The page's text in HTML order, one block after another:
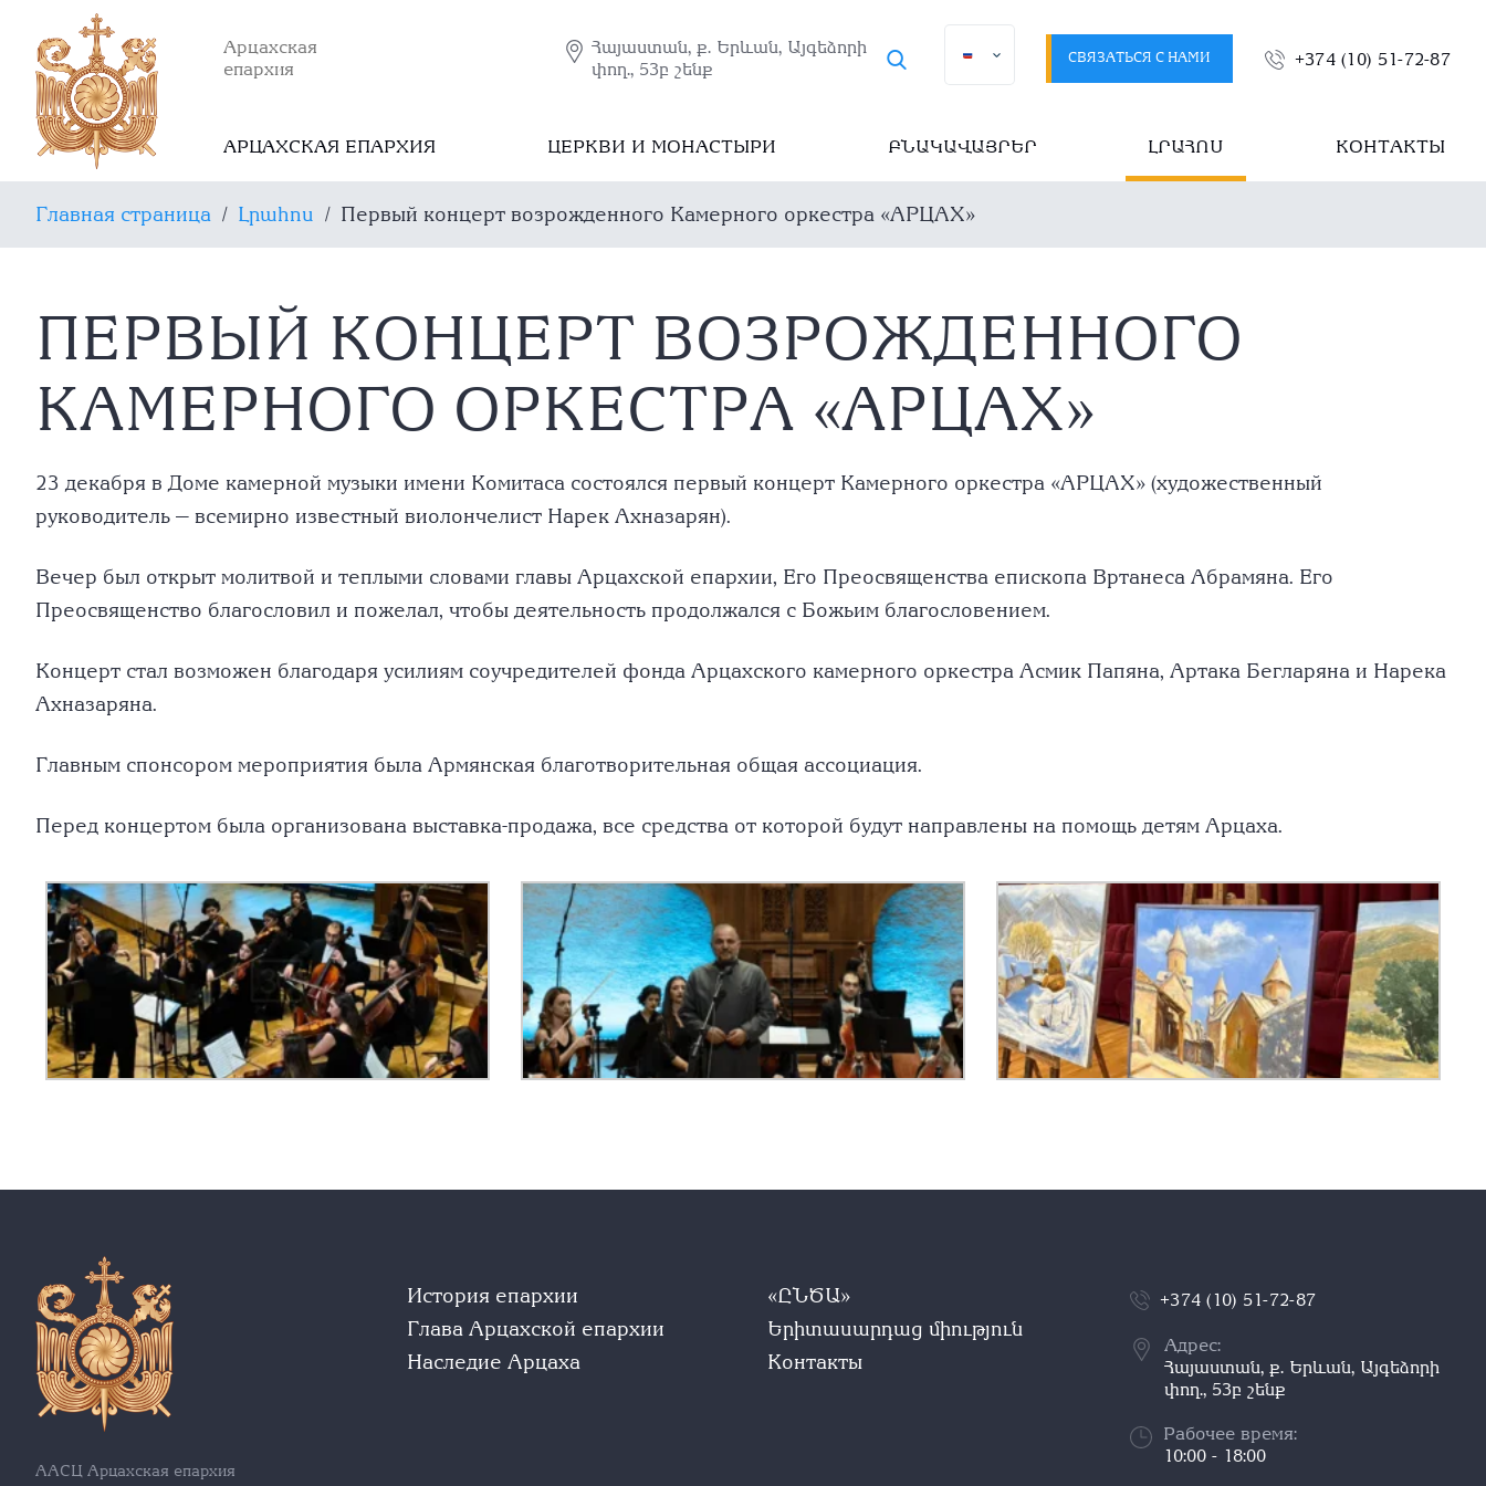
Арцахская
епархия
Հայաստան, ք. Երևան, Այգեձորի
փող., 53բ շենք
СВЯЗАТЬСЯ С НАМИ +374 (10) 51-72-87
АРЦАХСКАЯ ЕПАРХИЯ ЦЕРКВИ И МОНАСТЫРИ ԲՆԱԿԱՎԱՅՐԵՐ ԼՐԱՀՈՍ КОНТАКТЫ
Главная страница / Լրահոս / Первый концерт возрожденного Камерного оркестра «АРЦАХ»
ПЕРВЫЙ КОНЦЕРТ ВОЗРОЖДЕННОГО
КАМЕРНОГО ОРКЕСТРА «АРЦАХ»
23 декабря в Доме камерной музыки имени Комитаса состоялся первый концерт Камерного оркестра «АРЦАХ» (художественный
руководитель — всемирно известный виолончелист Нарек Ахназарян).
Вечер был открыт молитвой и теплыми словами главы Арцахской епархии, Его Преосвященства епископа Вртанеса Абрамяна. Его
Преосвященство благословил и пожелал, чтобы деятельность продолжался с Божьим благословением.
Концерт стал возможен благодаря усилиям соучредителей фонда Арцахского камерного оркестра Асмик Папяна, Артака Бегларяна и Нарека
Ахназаряна.
Главным спонсором мероприятия была Армянская благотворительная общая ассоциация.
Перед концертом была организована выставка-продажа, все средства от которой будут направлены на помощь детям Арцаха.
ААСЦ Арцахская епархия
История епархии
Глава Арцахской епархии
Наследие Арцаха
«ԸՆԾԱ»
Երիտասարդաց միություն
Контакты
+374 (10) 51-72-87
Адрес:
Հայաստան, ք. Երևան, Այգեձորի
փող., 53բ շենք
Рабочее время:
10:00 - 18:00